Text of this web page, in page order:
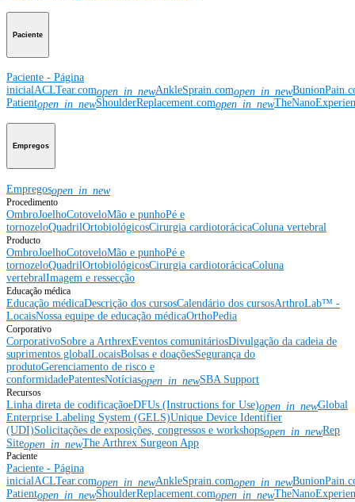
Paciente
Paciente - Página
inicialACLTear.comopen_in_newAnkleSprain.comopen_in_new
Patientopen_in_newShoulderReplacement.comopen_in_new
Empregos
Empregosopen_in_new
Procedimento
OmbroJoelhoCotoveloMão e punhoPé e
tornozeloQuadrilOrtobiológicosCirurgia cardiotorácicaColuna vertebral
Producto
OmbroJoelhoCotoveloMão e punhoPé e
tornozeloQuadrilOrtobiológicosCirurgia cardiotorácicaColuna
vertebralImagem e ressecção
Educação médica
Educação médicaDescrição dos cursosCalendário dos cursosArthroLab™ -
LocaisNossa equipe de educação médicaOrthoPedia
Corporativo
CorporativoSobre a ArthrexEventos comunitáriosDivulgação da cadeia de
suprimentos globalLocaisBolsas e doaçõesSegurança do
produtoGerenciamento de risco e
conformidadePatentesNotíciasopen_in_newSBA Support
Recursos
Linha direta de codificaçãoeDFUs (Instructions for Use)open_in_newGlobal
Enterprise Labeling System (GELS)Unique Device Identifier
(UDI)Solicitações de exposições, congressos e workshopsopen_in_newRep
Siteopen_in_newThe Arthrex Surgeon App
Paciente
Paciente - Página
inicialACLTear.comopen_in_newAnkleSprain.comopen_in_new
Patientopen_in_newShoulderReplacement.comopen_in_new